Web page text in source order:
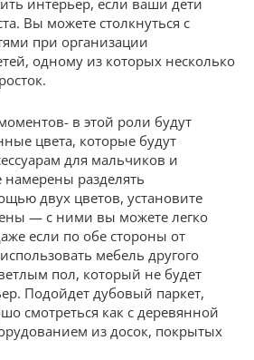
Вы можете столкнуться с
при организации
одному из которых несколько
в этой роли будут
цвета, которые будут
для мальчиков и
разделять
двух цветов, установите
— с ними вы можете легко
если по обе стороны от
мебель другого
пол, который не будет
Подойдет дубовый паркет,
смотреться как с деревянной
из досок, покрытых